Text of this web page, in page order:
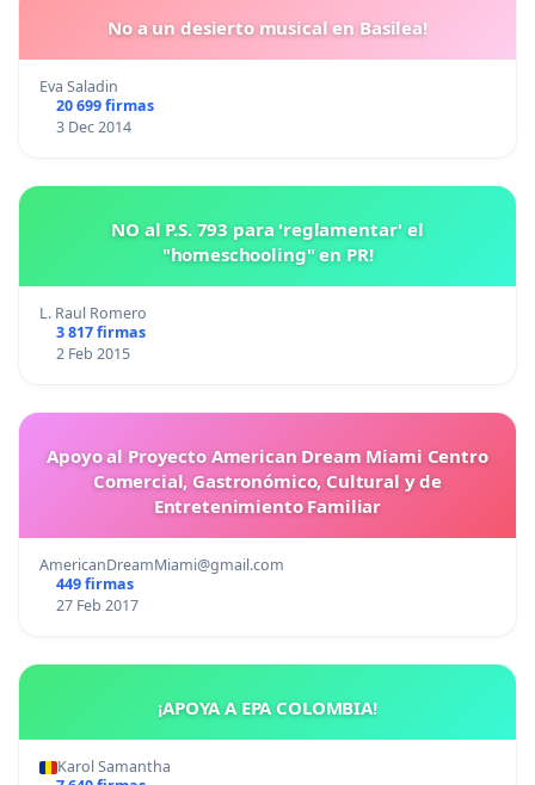
No a un desierto musical en Basilea!
Eva Saladin
20 699 firmas
3 Dec 2014
NO al P.S. 793 para 'reglamentar' el
"homeschooling" en PR!
L. Raul Romero
3 817 firmas
2 Feb 2015
Apoyo al Proyecto American Dream Miami Centro
Comercial, Gastronómico, Cultural y de
Entretenimiento Familiar
AmericanDreamMiami@gmail.com
449 firmas
27 Feb 2017
¡APOYA A EPA COLOMBIA!
Karol Samantha